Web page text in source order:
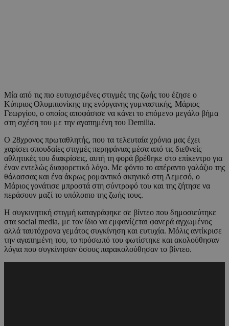
Μία από τις πιο ευτυχισμένες στιγμές της ζωής του έζησε ο
Κύπριος Ολυμπιονίκης της ενόργανης γυμναστικής, Μάριος
Γεωργίου, ο οποίος αποφάσισε να κάνει το επόμενο μεγάλο βήμα
στη σχέση του με την αγαπημένη του Demilia.
Ο 28χρονος πρωταθλητής, που τα τελευταία χρόνια μας έχει
χαρίσει σπουδαίες στιγμές περηφάνιας μέσα από τις διεθνείς
αθλητικές του διακρίσεις, αυτή τη φορά βρέθηκε στο επίκεντρο για
έναν εντελώς διαφορετικό λόγο. Με φόντο το απέραντο γαλάζιο της
θάλασσας και ένα άκρως ρομαντικό σκηνικό στη Λεμεσό, ο
Μάριος γονάτισε μπροστά στη σύντροφό του και της ζήτησε να
περάσουν μαζί το υπόλοιπο της ζωής τους.
Η συγκινητική στιγμή καταγράφηκε σε βίντεο που δημοσιεύτηκε
στα social media, με τον ίδιο να εμφανίζεται φανερά αγχωμένος
αλλά ταυτόχρονα γεμάτος συγκίνηση και ευτυχία. Μόλις αντίκρισε
την αγαπημένη του, το πρόσωπό του φωτίστηκε και ακολούθησαν
λόγια που συγκίνησαν όσους παρακολούθησαν το βίντεο.